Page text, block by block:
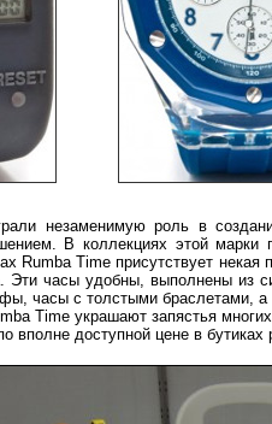
незаменимую роль в
В коллекциях этой
Rumba Time присутствует
Эти часы удобны, выполнены из
часы с толстыми браслетами, а
Time украшают запястья
вполне доступной цене в